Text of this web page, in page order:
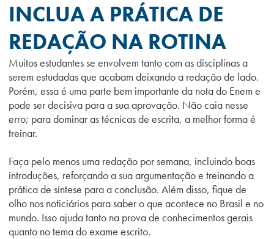
INCLUA A PRÁTICA DE
REDAÇÃO NA ROTINA
Muitos estudantes se envolvem tanto com as disciplinas a
serem estudadas que acabam deixando a redação de lado.
Porém, essa é uma parte bem importante da nota do Enem e
pode ser decisiva para a sua aprovação. Não caia nesse
erro; para dominar as técnicas de escrita, a melhor forma é
treinar.
Faça pelo menos uma redação por semana, incluindo boas
introduções, reforçando a sua argumentação e treinando a
prática de síntese para a conclusão. Além disso, fique de
olho nos noticiários para saber o que acontece no Brasil e no
mundo. Isso ajuda tanto na prova de conhecimentos gerais
quanto no tema do exame escrito.